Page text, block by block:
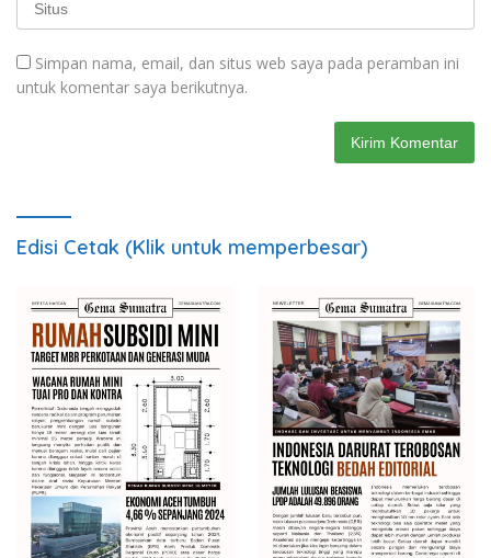
Simpan nama, email, dan situs web saya pada peramban ini
untuk komentar saya berikutnya.
Edisi Cetak (Klik untuk memperbesar)